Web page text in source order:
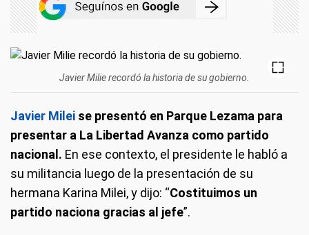
Javier Milie recordó la historia de su gobierno.
Javier Milei se presentó en Parque Lezama para
presentar a La Libertad Avanza como partido
nacional. En ese contexto, el presidente le habló a
su militancia luego de la presentación de su
hermana Karina Milei, y dijo: “Costituimos un
partido naciona gracias al jefe”.